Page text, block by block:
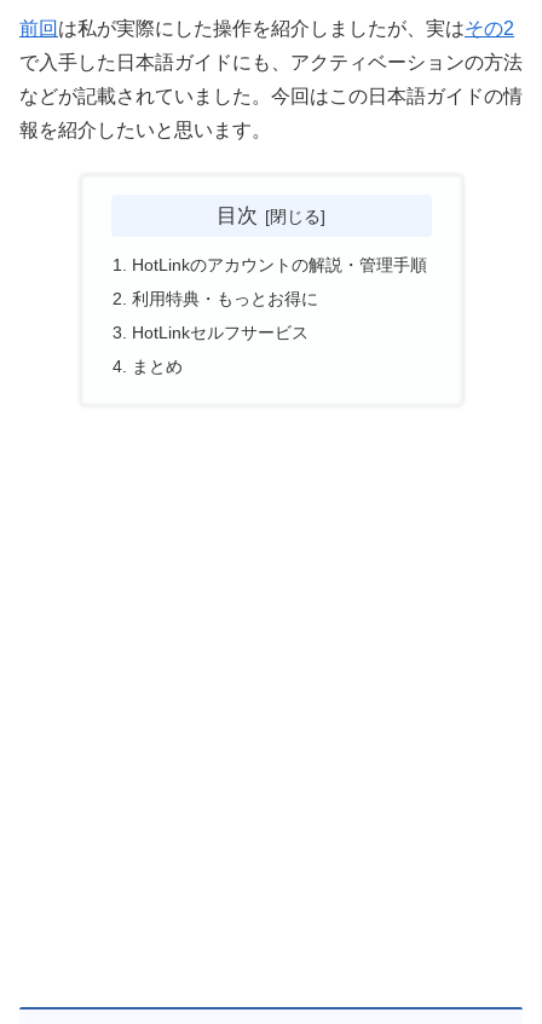
前回 は私が実際にした操作を紹介しましたが、実はその2
で入手した日本語ガイドにも、アクティベーションの方法
などが記載されていました。今回はこの日本語ガイドの情
報を紹介したいと思います。
目次
HotLinkのアカウントの解説・管理手順
利用特典・もっとお得に
HotLinkセルフサービス
まとめ